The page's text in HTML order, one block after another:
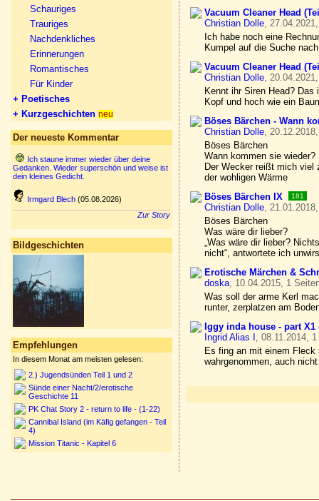
Schauriges
Trauriges
Nachdenkliches
Erinnerungen
Romantisches
Für Kinder
+ Poetisches
+ Kurzgeschichten neu
Der neueste Kommentar
Ich staune immer wieder über deine
Gedanken. Wieder superschön und weise ist
dein kleines Gedicht.
Irmgard Blech (05.08.2026)
Zur Story
Bildgeschichten
Empfehlungen
In diesem Monat am meisten gelesen:
2.) Jugendsünden Teil 1 und 2
Sünde einer Nacht/2/erotische
Geschichte 11
PK Chat Story 2 - return to life - (1-22)
Cannibal Island (im Käfig gefangen - Teil
4)
Mission Titanic - Kapitel 6
Vacuum Cleaner Head
Christian Dolle,
Ich habe noch eine
Kumpel auf die Suche
Vacuum Cleaner Head
Christian Dolle,
Kennt ihr Siren Head?
Kopf und hoch wie ein
Böses Bärchen - Wann
Christian Dolle,
Böses Bärchen
Wann kommen sie wieder?
Der Wecker reißt mich
der wohligen Wärme
Böses Bärchen IX
181
Christian Dolle,
Böses Bärchen
Was wäre dir lieber?
„Was wäre dir lieber?
nicht“, antwortete ich
Erotische Märchen &
doska, 10.04.2015, 1
Was soll der arme Kerl
runter, zerplatzen am
Iggy inda house - part
Ingrid Alias I , 08.11.2014,
Es fing an mit einem Fleck
wahrgenommen, auch